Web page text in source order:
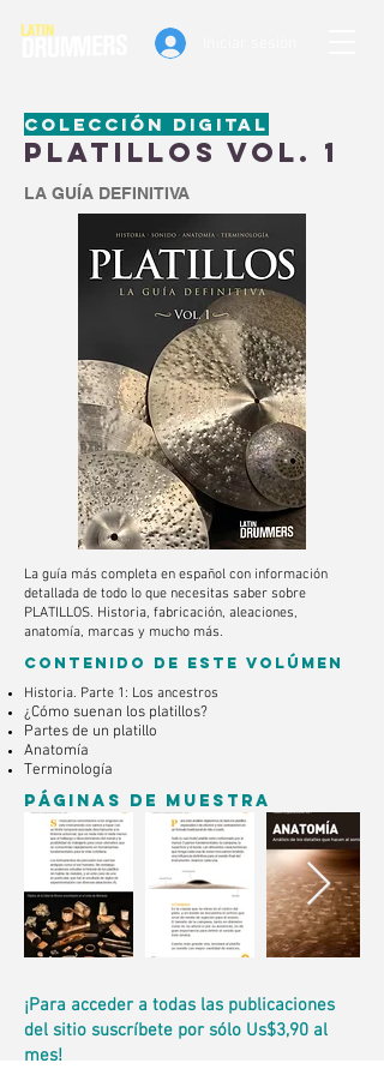
colección digital
Platillos Vol. 1
LA GUÍA DEFINITIVA
La guía más completa en español con información
detallada de todo lo que necesitas saber sobre
PLATILLOS. Historia, fabricación, aleaciones,
anatomía, marcas y mucho más.
Contenido de este volúmen
Historia. Parte 1: Los ancestros
¿Cómo suenan los platillos?
Partes de un platillo
Anatomía
Terminología
PÁGINAS DE MUESTRA
¡Para acceder a todas las publicaciones
del sitio suscríbete por sólo Us$3,90 al
mes!